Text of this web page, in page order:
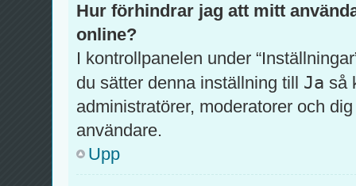
Hur förhindrar jag att mitt
online?
I kontrollpanelen under
du sätter denna inställning till Ja så
administratörer, moderatorer och
användare.
Upp